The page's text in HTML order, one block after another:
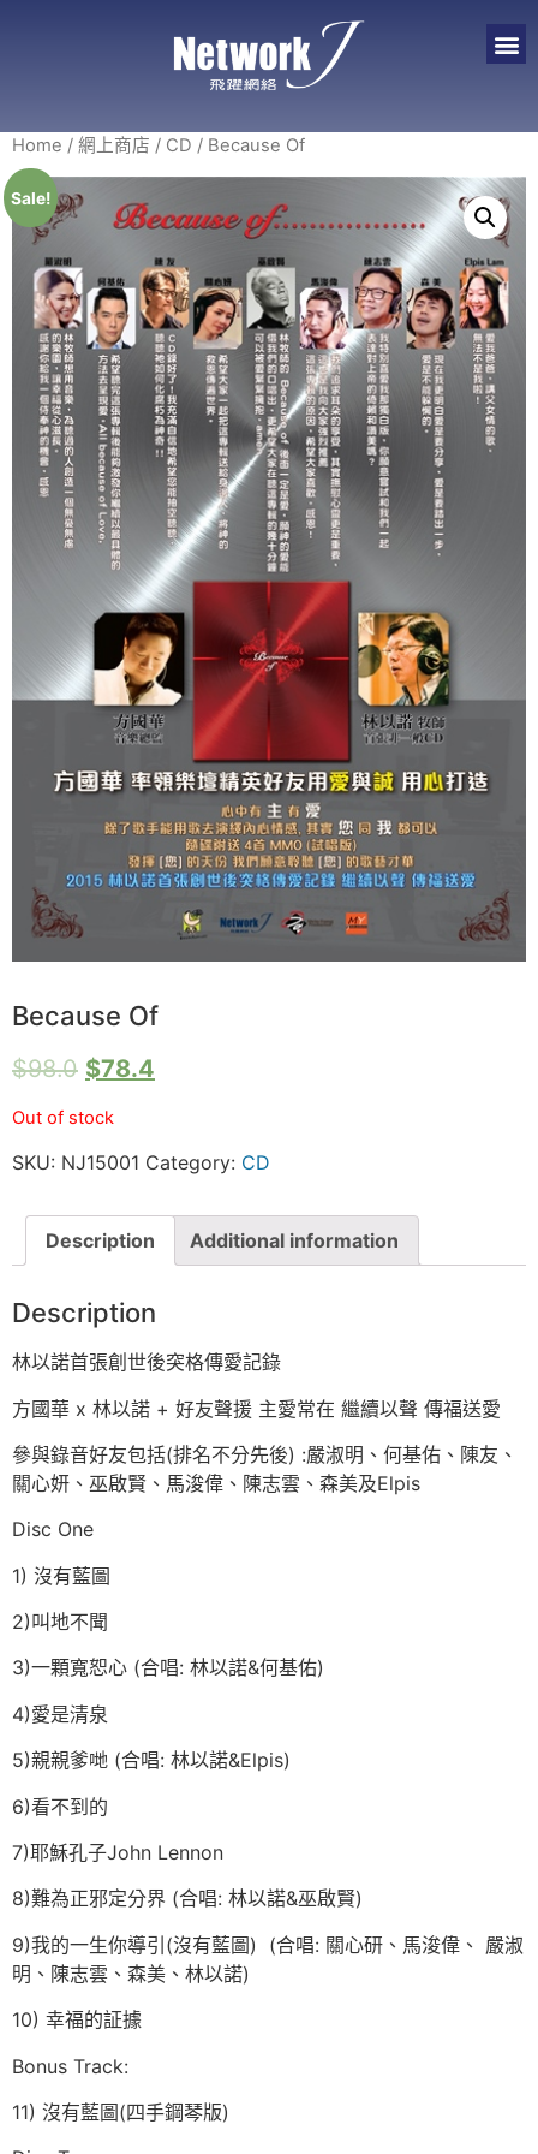
Home / 網上商店 / CD / Because Of
Sale!
Because Of
$98.0 $78.4
Out of stock
SKU: NJ15001 Category: CD
Description Additional information
Description
林以諾首張創世後突格傳愛記錄
方國華 x 林以諾 + 好友聲援 主愛常在 繼續以聲 傳福送愛
參與錄音好友包括(排名不分先後) :嚴淑明、何基佑、陳友、
關心妍、巫啟賢、馬浚偉、陳志雲、森美及Elpis
Disc One
1) 沒有藍圖
2)叫地不聞
3)一顆寬恕心 (合唱: 林以諾&何基佑)
4)愛是清泉
5)親親爹哋 (合唱: 林以諾&Elpis)
6)看不到的
7)耶穌孔子John Lennon
8)難為正邪定分界 (合唱: 林以諾&巫啟賢)
9)我的一生你導引(沒有藍圖) (合唱: 關心研、馬浚偉、 嚴淑
明、陳志雲、森美、林以諾)
10) 幸福的証據
Bonus Track:
11) 沒有藍圖(四手鋼琴版)